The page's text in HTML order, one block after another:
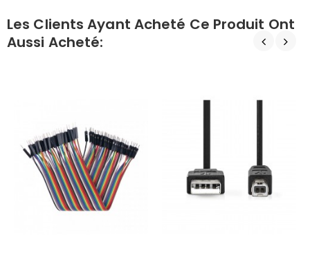
Les Clients Ayant Acheté Ce Produit Ont
Aussi Acheté: